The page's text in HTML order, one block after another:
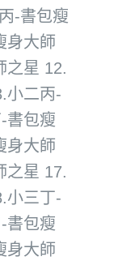
-書包瘦
身大師
之星 12.
小二丙-
書包瘦
身大師
之星 17.
小三丁-
書包瘦
身大師